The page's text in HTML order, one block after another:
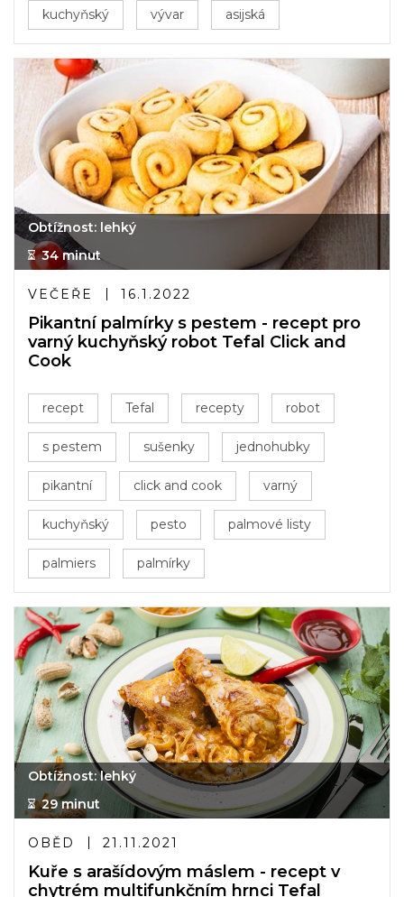
kuchyňský vývar asijská
Obtížnost: lehký
34 minut
VEČEŘE 16.1.2022
Pikantní palmírky s pestem - recept pro
varný kuchyňský robot Tefal Click and
Cook
recept Tefal recepty robot
s pestem sušenky jednohubky
pikantní click and cook varný
kuchyňský pesto palmové listy
palmiers palmírky
Obtížnost: lehký
29 minut
OBĚD 21.11.2021
Kuře s arašídovým máslem - recept v
chytrém multifunkčním hrnci Tefal